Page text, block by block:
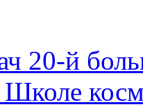
20-й